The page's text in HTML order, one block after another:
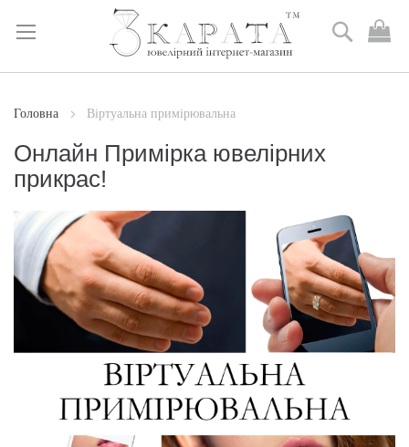
Skip
Content
Пошук
Головна Віртуальна примірювальна
Онлайн Примірка ювелірних
прикрас!